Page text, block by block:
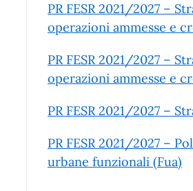
PR FESR 2021/2027 –
operazioni ammesse e
PR FESR 2021/2027 –
operazioni ammesse e
PR FESR 2021/2027 –
PR FESR 2021/2027 –
urbane funzionali (Fua)